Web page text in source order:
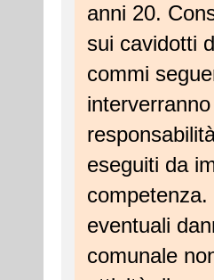
anni 20.
sui cavidotti
commi
eseguiti da
eventuali
comunale